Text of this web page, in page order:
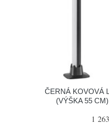
ČERNÁ KOVOVÁ
(VÝŠKA 55
1